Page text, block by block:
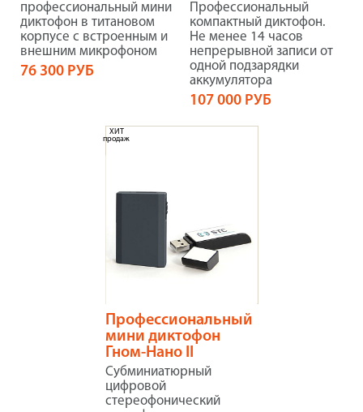
профессиональный мини
диктофон в титановом
корпусе с встроенным и
внешним микрофоном
76 300 РУБ
Профессиональный
компактный диктофон.
Не менее 14 часов
непрерывной записи от
одной подзарядки
аккумулятора
107 000 РУБ
Профессиональный
мини диктофон
Гном-Нано II
Субминиатюрный
цифровой
стереофонический
ХИТ
продаж